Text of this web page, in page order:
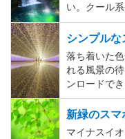
い。クール
シンプルな
落ち着いた
れる風景の
ンロードで
新緑のスマ
マイナスイ